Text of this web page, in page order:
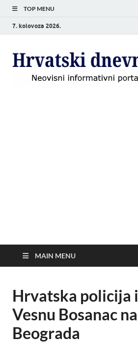
TOP MENU
7. kolovoza 2026.
MAIN MENU
Hrvatska policija
Vesnu Bosanac
Beograda